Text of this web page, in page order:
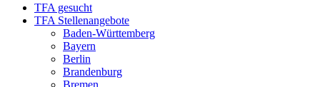
TFA gesucht
TFA Stellenangebote
Baden-Württemberg
Bayern
Berlin
Brandenburg
Bremen